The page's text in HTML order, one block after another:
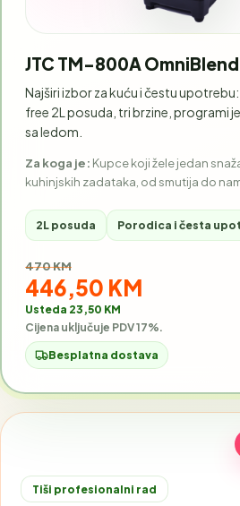
JTC TM-800A OmniBlend
Najširi izbor za kuću i čestu
free 2L posuda, tri brzine, programi
sa ledom.
Za koga je: Kupce koji žele jedan
kuhinjskih zadataka, od smutija do
2L posuda Porodica i česta
Stara cijena:
470 KM
Akcijska cijena:
446,50 KM
Usteda 23,50 KM
Cijena uključuje PDV 17%.
Besplatna dostava
Tiši profesionalni rad